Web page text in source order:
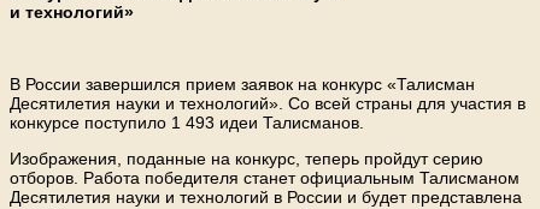
и технологий»
В России завершился прием заявок на конкурс «Талисман
Десятилетия науки и технологий». Со всей страны для участия в
конкурсе поступило 1 493 идеи Талисманов.
Изображения, поданные на конкурс, теперь пройдут серию
отборов. Работа победителя станет официальным Талисманом
Десятилетия науки и технологий в России и будет представлена